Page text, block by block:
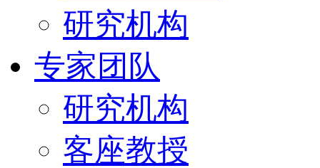
研究机构
专家团队
研究机构
客座教授